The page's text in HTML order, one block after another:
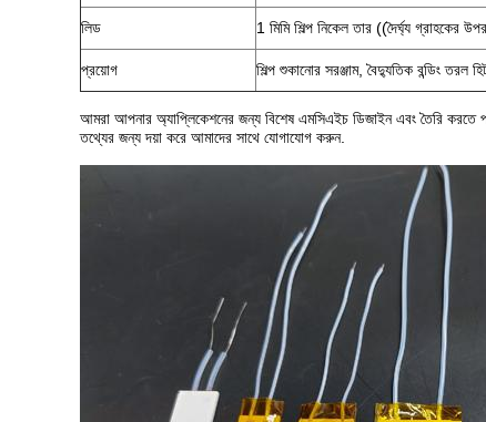
লিড 1 মিমি শিল্প নিকেল তার ((দৈর্ঘ্য গ্রাহকের
প্রয়োগ শিল্প শুকানোর সরঞ্জাম, বৈদ্যুতিক বন্ডিং তরল
আমরা আপনার অ্যাপ্লিকেশনের জন্য বিশেষ এমসিএইচ ডিজাইন এবং তৈরি করতে
তথ্যের জন্য দয়া করে আমাদের সাথে যোগাযোগ করুন.